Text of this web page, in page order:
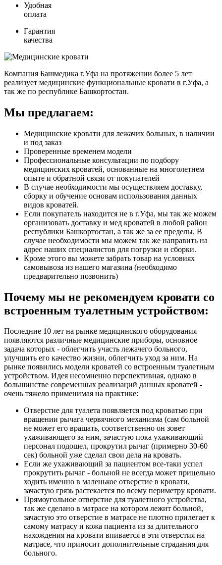
Удобная
оплата
Гарантия
качества
Компания Башмедика г.Уфа на протяжении более 5 лет
реализует медицинские функциональные кровати в г.Уфа, а
так же по республике Башкортостан.
Мы предлагаем:
Медицинские кровати для лежачих больных, в наличии
и под заказ
Проверенные временем модели
Профессиональные консультации по подбору
медицинских кроватей, основанные на многолетнем
опыте и обратной связи от покупателей
В случае необходимости мы осуществляем доставку,
сборку и обучение основам использования данных
видов кроватей.
Если покупатель находится не в г.Уфа, мы так же можем
организовать доставку и мед кроватей в любой район
республики Башкортостан, а так же за ее пределы. В
случае необходимости мы можем так же направить на
адрес наших специалистов для погрузки и сборки.
Кроме этого вы можете забрать товар на условиях
самовывоза из нашего магазина (необходимо
предварительно позвонить)
Почему мы не рекомендуем кровати со
встроенным туалетным устройством:
Последние 10 лет на рынке медицинского оборудования
появляются различные медицинские приборы, основное
задача которых - облегчить участь лежачего больного,
улучшить его качество жизни, облегчить уход за ним. На
рынке появились модели кроватей со встроенным туалетным
устройством. Идея несомненно перспективная, однако в
большинстве современных реализаций данных кроватей -
очень тяжело применимая на практике:
Отверстие для туалета появляется под кроватью при
вращении рычага червячного механизма (сам больной
не может его вращать, соответственно он зовет
ухаживающего за ним, зачастую пока ухаживающий
персонал подошел, прокрутил рычаг (примерно 30-60
сек) больной уже сделал свои дела на кровать.
Если же ухаживающий за пациентом все-таки успел
прокрутить рычаг - больной не всегда может прицельно
ходить именно в маленькое отверстие в кровати,
зачастую грязь растекается по всему периметру кровати.
Прямоугольное отверстие для туалетного устройства,
так же сделано в матрасе на котором лежит больной,
зачастую это отверстие в матрасе не плотно прилегает к
самому матрасу и кожа пациента из за длительного
нахождения на кровати впивается в эти отверстия на
матрасе, что приносит дополнительные страдания для
больного.